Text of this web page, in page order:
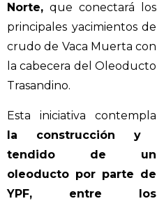
Norte, que conectará los
principales yacimientos de
crudo de Vaca Muerta con
la cabecera del Oleoducto
Trasandino.
Esta iniciativa contempla
la construcción y
tendido de un
oleoducto por parte de
YPF, entre los